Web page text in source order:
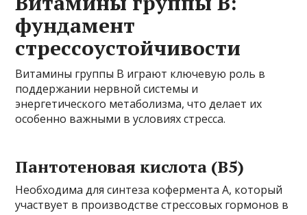
фундамент
стрессоустойчивости
Витамины группы B играют ключевую роль в
поддержании нервной системы и
энергетического метаболизма, что делает их
особенно важными в условиях стресса.
Пантотеновая кислота (B5)
Необходима для синтеза кофермента A, который
участвует в производстве стрессовых гормонов в